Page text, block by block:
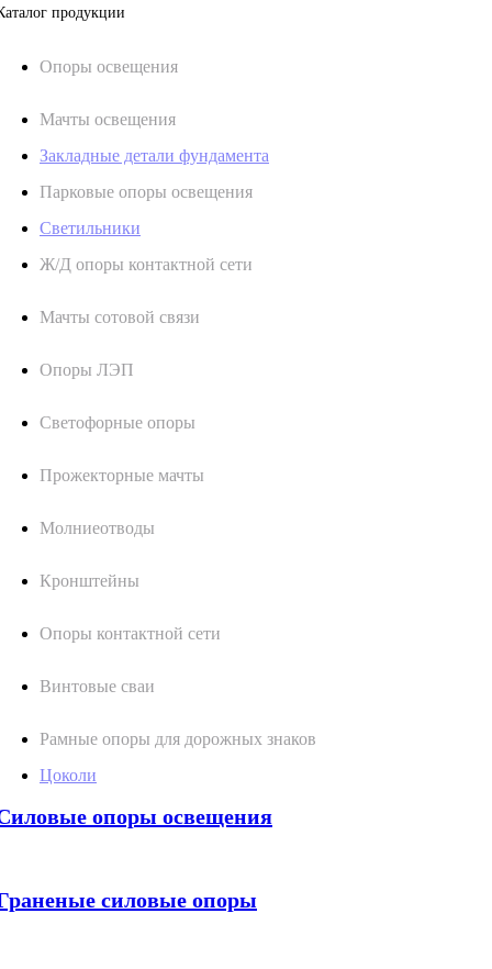
продукции
Oпоры oсвeщения
Мачты освещения
Закладные детали фундамента
Парковые опоры освещения
Светильники
Ж/Д опоры контактной сети
Мачты сотовой связи
Опоры ЛЭП
Светофорные опоры
Прожекторные мачты
Молниеотводы
Кронштейны
Опоры контактной сети
Винтовые сваи
Рамные опоры для дорожных знаков
Цоколи
опоры освещения
силовые опоры